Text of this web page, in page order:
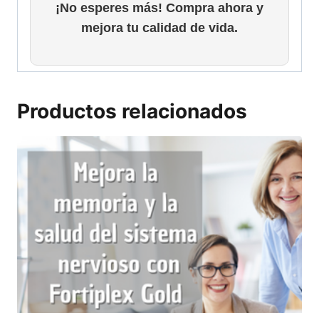
¡No esperes más! Compra ahora y
mejora tu calidad de vida.
Productos relacionados